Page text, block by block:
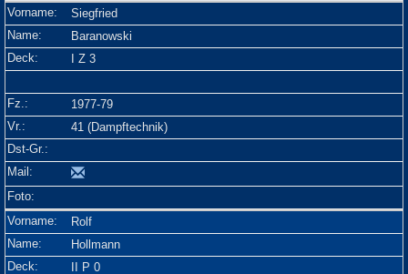
Siegfried
Baranowski
I Z 3
1977-79
41 (Dampftechnik)
Rolf
Hollmann
II P 0